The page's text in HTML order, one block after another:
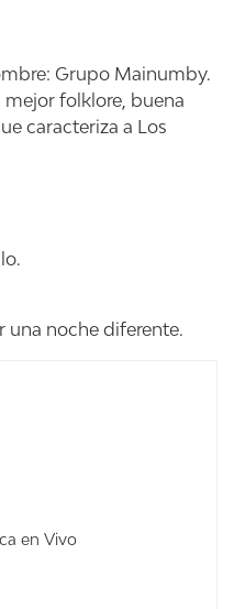
Grupo Mainumby.
folklore, buena
caracteriza a Los
una noche diferente.
en Vivo